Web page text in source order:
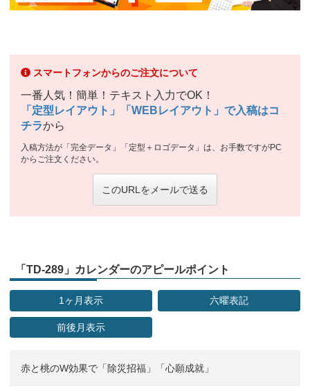
スマートフォンからのご注文について
一番人気！簡単！テキスト入力でOK！
「定型レイアウト」「WEBレイアウト」で入稿はコ
チラから
入稿方法が「完全データ」「定型＋ロゴデータ」は、お手数ですがPC
からご注文ください。
このURLをメールで送る
「TD-289」カレンダーのアピールポイント
1ヶ月表示 六曜表記
前後月表示
赤と桃のW効果で「除災招福」「心願成就」